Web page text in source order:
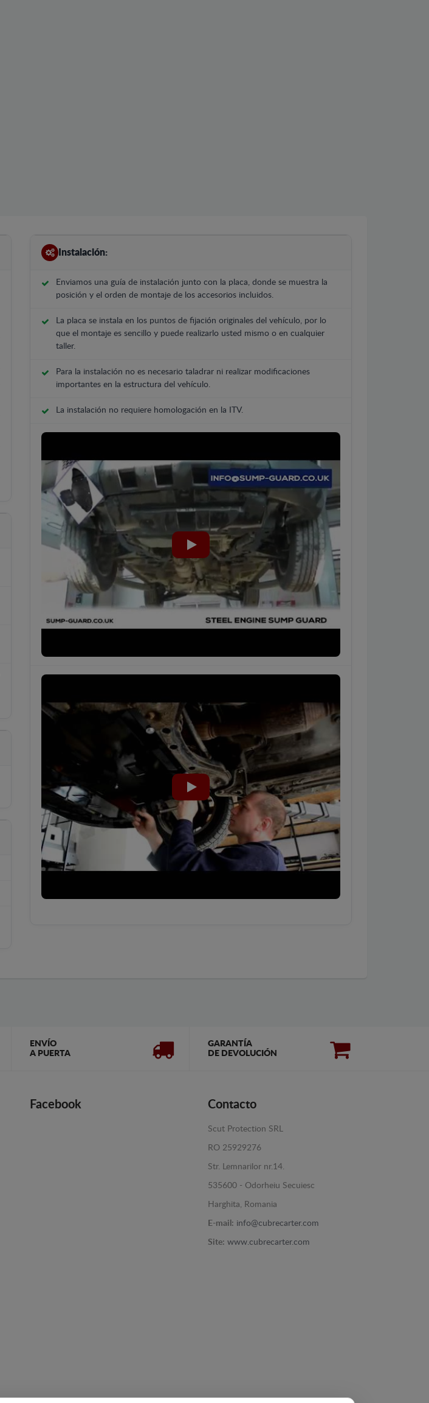
Instalación:
Enviamos una guía de instalación junto con la placa, donde se muestra la
posición y el orden de montaje de los accesorios incluidos.
La placa se instala en los puntos de fijación originales del vehículo, por lo
que el montaje es sencillo y puede realizarlo usted mismo o en cualquier
taller.
Para la instalación no es necesario taladrar ni realizar modificaciones
importantes en la estructura del vehículo.
La instalación no requiere homologación en la ITV.
ENVÍO
A PUERTA
GARANTÍA
DE DEVOLUCIÓN
Facebook Contacto
Scut Protection SRL
RO 25929276
Str. Lemnarilor nr.14.
535600 - Odorheiu Secuiesc
Harghita, Romania
E-mail: info@cubrecarter.com
Site: www.cubrecarter.com